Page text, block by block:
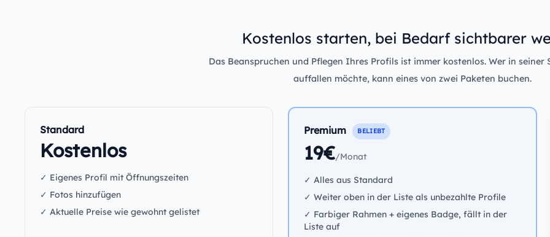
Kostenlos starten, bei Bedarf sichtbarer
Das Beanspruchen und Pflegen Ihres Profils ist immer kostenlos. Wer in seiner
auffallen möchte, kann eines von zwei Paketen buchen.
Standard
Kostenlos
✓ Eigenes Profil mit Öffnungszeiten
✓ Fotos hinzufügen
✓ Aktuelle Preise wie gewohnt gelistet
Premium BELIEBT
19€/Monat
✓ Alles aus Standard
✓ Weiter oben in der Liste als unbezahlte Profile
✓ Farbiger Rahmen + eigenes Badge, fällt in der
Liste auf